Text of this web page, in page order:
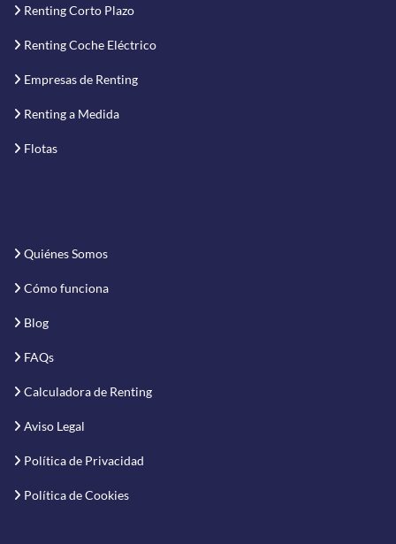
Renting Corto Plazo
Renting Coche Eléctrico
Empresas de Renting
Renting a Medida
Flotas
Quiénes Somos
Cómo funciona
Blog
FAQs
Calculadora de Renting
Aviso Legal
Política de Privacidad
Política de Cookies